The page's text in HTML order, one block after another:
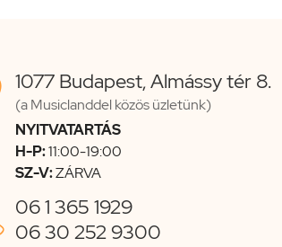
1077 Budapest, Almássy tér 8.
(a Musiclanddel közös üzletünk)
NYITVATARTÁS
H-P:11:00-19:00
SZ-V:ZÁRVA
06 1 365 1929
06 30 252 9300